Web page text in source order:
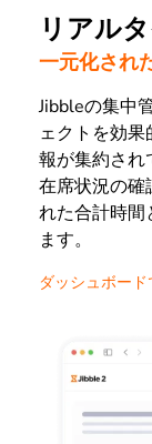
リアル
一元化され
Jibbleの集中
ェクトを効
報が集約され
在席状況の確
れた合計時間
ます。
ダッシュボー